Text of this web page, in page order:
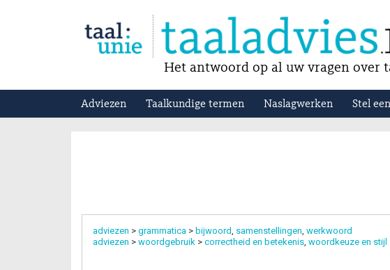
Het antwoord op al uw vragen over
Adviezen Taalkundige termen Naslagwerken Stel
adviezen > grammatica > bijwoord samenstellingen werkwoord
adviezen > woordgebruik > correctheid en betekenis woordkeuze en stijl